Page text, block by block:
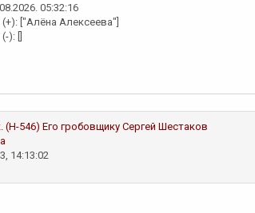
05:32:16
["Алёна Алексеева"]
): []
(Н-546) Его гробовщику Сергей Шестаков
14:13:02